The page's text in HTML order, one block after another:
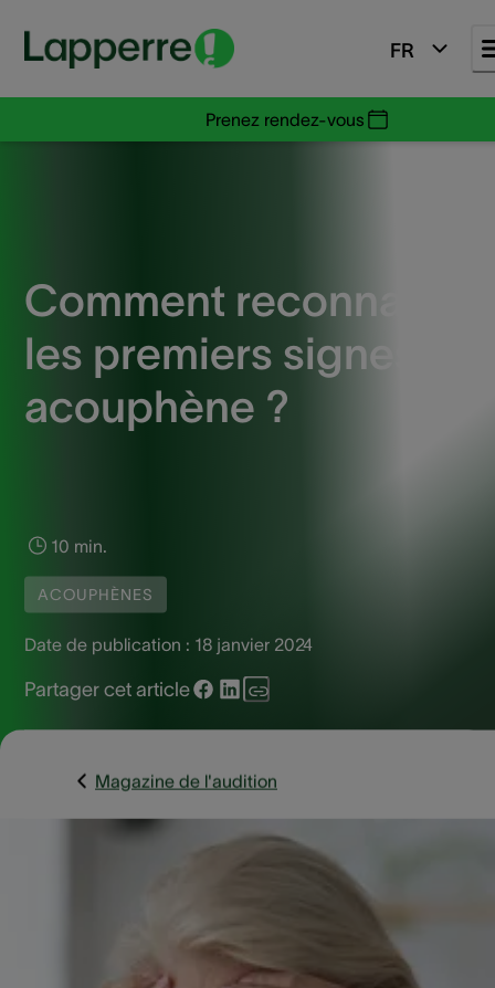
FR
Prenez rendez-vous
Comment reconnaître
les premiers signes
acouphène ?
10 min.
ACOUPHÈNES
Date de publication : 18 janvier 2024
Partager cet article
Magazine de l'audition
Comment savoir si vous avez un acouphène ? Lisez cet
pour découvrir comment reconnaître les premiers signes
acouphène. Quand savoir à quoi vous devez prêter
s’aggrave pas ? Nous répondons à toutes vos questions.